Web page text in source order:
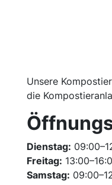
Unsere
die
Dienstag:
Freitag:
Samstag: